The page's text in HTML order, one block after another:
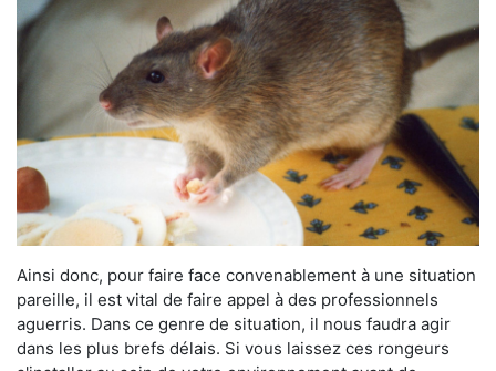
Ainsi donc, pour faire face convenablement à une situation
pareille, il est vital de faire appel à des professionnels
aguerris. Dans ce genre de situation, il nous faudra agir
dans les plus brefs délais. Si vous laissez ces rongeurs